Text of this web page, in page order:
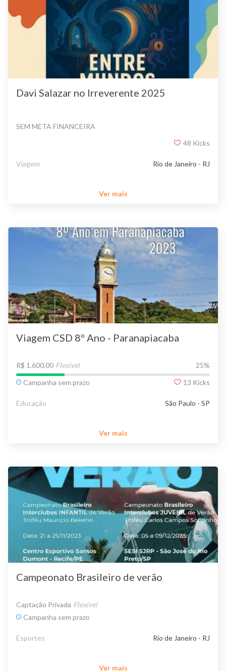
Davi Salazar no Irreverente 2025
SEM META FINANCEIRA
48 Kicks
Viagem Rio de Janeiro - RJ
Ver mais
Viagem CSD 8º Ano - Paranapiacaba
R$ 1.600,00 Flexível 25%
Campanha sem prazo
13 Kicks
Educação São Paulo - SP
Ver mais
Campeonato Brasileiro de verão
Captação Privada Flexível
Campanha sem prazo
Esportes Rio de Janeiro - RJ
Ver mais